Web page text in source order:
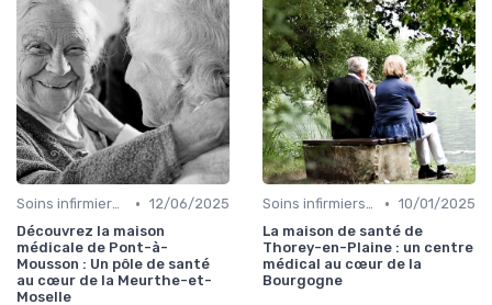
Soins infirmiers à domicile • 12/06/2025
Découvrez la maison
médicale de Pont-à-
Mousson : Un pôle de santé
au cœur de la Meurthe-et-
Moselle
Soins infirmiers à domicile • 10/01/2025
La maison de santé de
Thorey-en-Plaine : un centre
médical au cœur de la
Bourgogne